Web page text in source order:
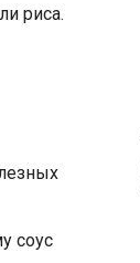
риса.
соус